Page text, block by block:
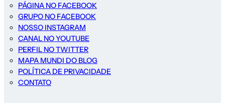
PÁGINA NO FACEBOOK
GRUPO NO FACEBOOK
NOSSO INSTAGRAM
CANAL NO YOUTUBE
PERFIL NO TWITTER
MAPA MUNDI DO BLOG
POLÍTICA DE PRIVACIDADE
CONTATO